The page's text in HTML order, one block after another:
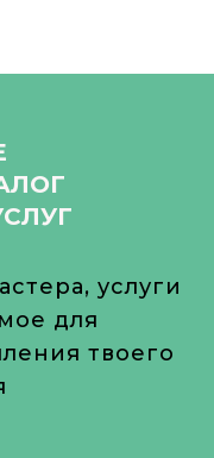
услуги
для
твоего